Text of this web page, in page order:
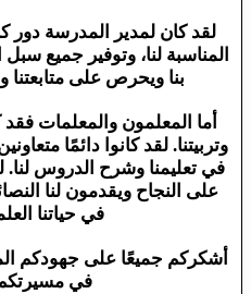
لقد كان لمدير المدرسة دور
المناسبة لنا، وتوفير جميع سبل
بنا ويحرص على
أما المعلمون والمعلمات
وتربيتنا. لقد كانوا دائمًا
في تعليمنا وشرح الدروس لنا.
على النجاح ويقدمون لنا
في حياتنا
أشكركم جميعًا على جهودكم
في مسيرتكم